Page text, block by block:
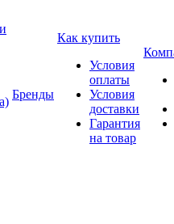
Бренды
Как купить
Условия
оплаты
Условия
доставки
Гарантия
на товар